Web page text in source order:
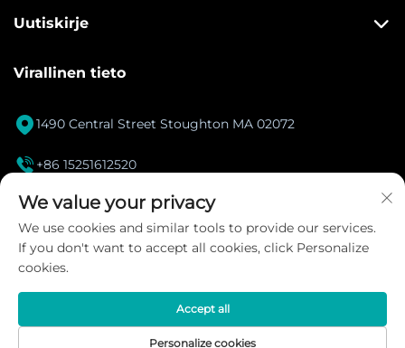
Uutiskirje
Virallinen tieto
1490 Central Street Stoughton MA 02072
 +86 15251612520
[email protected]
Instagram
Tekijänoikeus © 2026 DANACOID Global Intelligent
We value your privacy
We use cookies and similar tools to provide our services.
If you don't want to accept all cookies, click Personalize
cookies.
Personalize cookies
Accept all